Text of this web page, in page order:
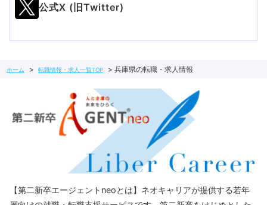
公式X (旧Twitter)
ホーム 転職情報・求人一覧TOP 兵庫県の転職・求人情報
【第二新卒エージェントneoとは】ネオキャリアが提供する若年